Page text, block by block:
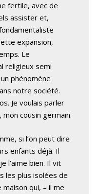
fertile, avec de
assister et,
expansion,
Le
religieux semi
phénomène
notre société.
Je voulais parler
cousin germain.
si l’on peut dire
enfants déjà. Il
l’aime bien. Il vit
les plus isolées de
maison qui, – il me